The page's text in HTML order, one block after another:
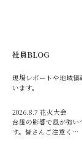
社員BLOG
現場レポートや地域
います。
2026.8.7 花火大会
台風の影響で風が強い
す。皆さんご注意く…